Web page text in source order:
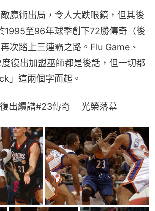
魔術出局，令人大跌眼鏡，但其後
1995至96年球季創下72勝傳奇（後
次踏上三連霸之路。Flu Game、
復出加盟巫師都是後話，但一切都
」這兩個字而起。
出續譜#23傳奇　 光榮落幕